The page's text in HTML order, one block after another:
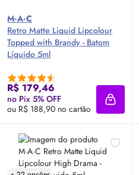
M·A·C
Retro Matte Liquid Lipcolour
Topped with Brandy - Batom
Líquido 5ml
R$ 179,46
no Pix 5% OFF
ou R$ 188,90 no cartão